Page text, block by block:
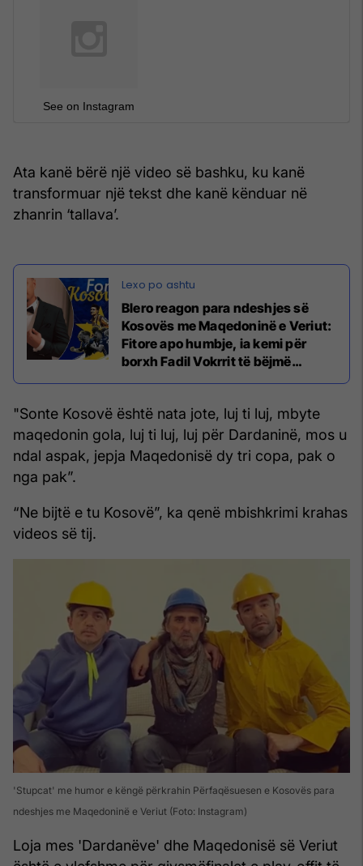
See on Instagram
Ata kanë bërë një video së bashku, ku kanë
transformuar një tekst dhe kanë kënduar në
zhanrin ‘tallava’.
Blero reagon para ndeshjes së
Kosovës me Maqedoninë e Veriut:
Fitore apo humbje, ia kemi për
borxh Fadil Vokrrit të bëjmë
"Sonte Kosovë është nata jote, luj ti luj, mbyte
maqedonin gola, luj ti luj, luj për Dardaninë, mos u
ndal aspak, jepja Maqedonisë dy tri copa, pak o
nga pak”.
“Ne bijtë e tu Kosovë”, ka qenë mbishkrimi krahas
videos së tij.
'Stupcat' me humor e këngë përkrahin Përfaqësuesen e Kosovës para
ndeshjes me Maqedoninë e Veriut (Foto: Instagram)
Loja mes 'Dardanëve' dhe Maqedonisë së Veriut